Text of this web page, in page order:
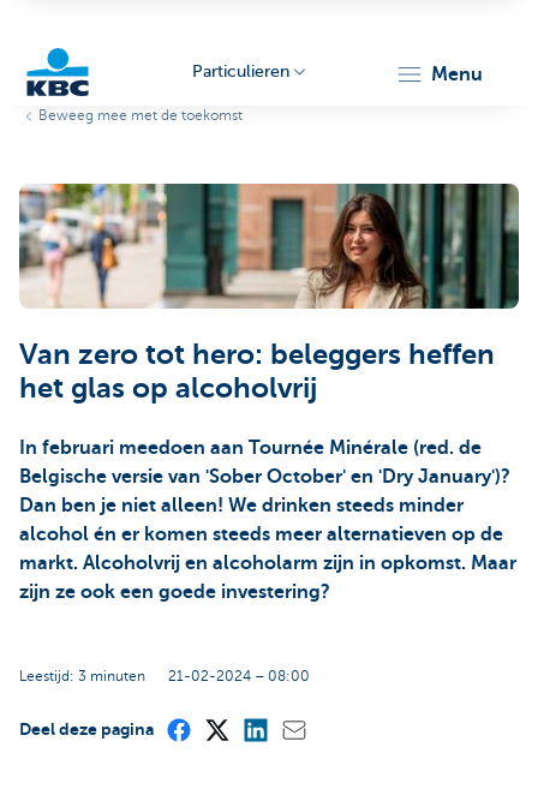
Particulieren
Particulieren menu
Beweeg mee met de toekomst
Van zero tot hero: beleggers heffen
het glas op alcoholvrij
In februari meedoen aan Tournée Minérale (red. de
Belgische versie van 'Sober October' en 'Dry January')?
Dan ben je niet alleen! We drinken steeds minder
alcohol én er komen steeds meer alternatieven op de
markt. Alcoholvrij en alcoholarm zijn in opkomst. Maar
zijn ze ook een goede investering?
Leestijd: 3 minuten 21-02-2024 – 08:00
Deel deze pagina